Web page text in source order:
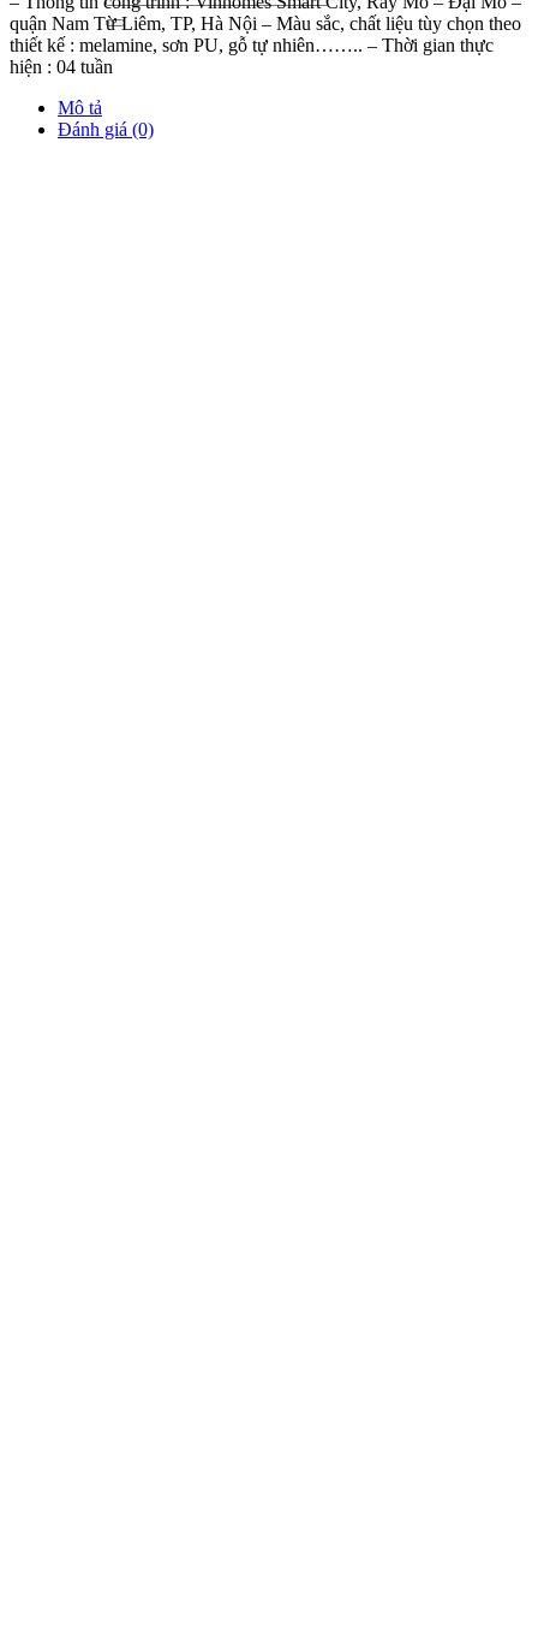
kiếm:
quận Nam Từ Liêm, TP, Hà Nội – Màu sắc, chất liệu tùy chọn theo
thiết kế : melamine, sơn PU, gỗ tự nhiên…….. – Thời gian thực
hiện : 04 tuần
Mô tả
Đánh giá (0)